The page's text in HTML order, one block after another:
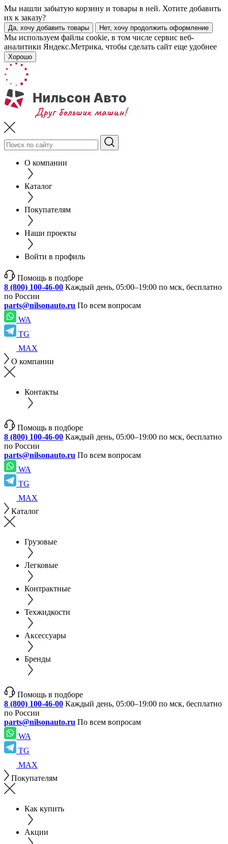
Мы нашли забытую корзину и товары в ней. Хотите добавить
их к заказу?
Да, хочу добавить товары Нет, хочу продолжить оформление
Мы используем файлы cookie, в том числе сервис веб-
аналитики Яндекс.Метрика, чтобы сделать сайт еще удобнее
Хорошо
О компании
Каталог
Покупателям
Наши проекты
Войти в профиль
Помощь в подборе
8 (800) 100-46-00 Каждый день, 05:00–19:00 по мск, бесплатно
по России
parts@nilsonauto.ru По всем вопросам
WA
TG
MAX
О компании
Контакты
Помощь в подборе
8 (800) 100-46-00 Каждый день, 05:00–19:00 по мск, бесплатно
по России
parts@nilsonauto.ru По всем вопросам
WA
TG
MAX
Каталог
Грузовые
Легковые
Контрактные
Техжидкости
Аксессуары
Бренды
Помощь в подборе
8 (800) 100-46-00 Каждый день, 05:00–19:00 по мск, бесплатно
по России
parts@nilsonauto.ru По всем вопросам
WA
TG
MAX
Покупателям
Как купить
Акции